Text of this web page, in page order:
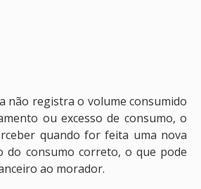
não registra o volume consumido
ou excesso de consumo, o
quando for feita uma nova
do consumo correto, o que pode
ao morador.